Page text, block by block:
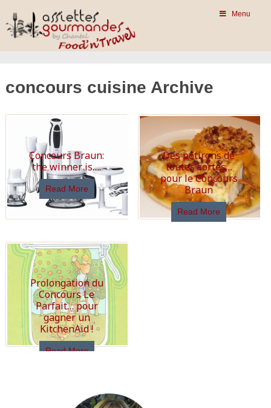
Menu
concours cuisine Archive
Concours Braun:
the winner is….
Read More
Des potirons de
toutes sortes…
pour le Concours
Braun
Read More
Prolongation du
Concours Le
Parfait… pour
gagner un
KitchenAid !
Read More